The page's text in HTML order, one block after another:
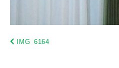
IMG_6164